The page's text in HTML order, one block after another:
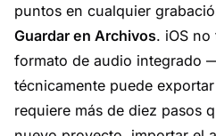
puntos en cualquier
Guardar en Archivos. iOS
formato de audio integrado
técnicamente puede
requiere más de diez pasos